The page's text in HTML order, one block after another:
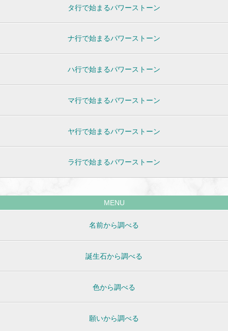
タ行で始まるパワーストーン
ナ行で始まるパワーストーン
ハ行で始まるパワーストーン
マ行で始まるパワーストーン
ヤ行で始まるパワーストーン
ラ行で始まるパワーストーン
MENU
名前から調べる
誕生石から調べる
色から調べる
願いから調べる